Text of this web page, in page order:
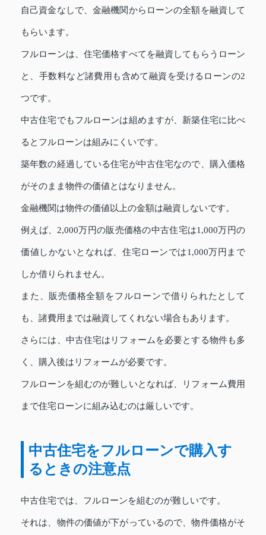
自己資金なしで、金融機関からローンの全額を融資して
もらいます。
フルローンは、住宅価格すべてを融資してもらうローン
と、手数料など諸費用も含めて融資を受けるローンの2
つです。
中古住宅でもフルローンは組めますが、新築住宅に比べ
るとフルローンは組みにくいです。
築年数の経過している住宅が中古住宅なので、購入価格
がそのまま物件の価値とはなりません。
金融機関は物件の価値以上の金額は融資しないです。
例えば、2,000万円の販売価格の中古住宅は1,000万円の
価値しかないとなれば、住宅ローンでは1,000万円まで
しか借りられません。
また、販売価格全額をフルローンで借りられたとして
も、諸費用までは融資してくれない場合もあります。
さらには、中古住宅はリフォームを必要とする物件も多
く、購入後はリフォームが必要です。
フルローンを組むのが難しいとなれば、リフォーム費用
まで住宅ローンに組み込むのは厳しいです。
中古住宅をフルローンで購入す
るときの注意点
中古住宅では、フルローンを組むのが難しいです。
それは、物件の価値が下がっているので、物件価格がそ